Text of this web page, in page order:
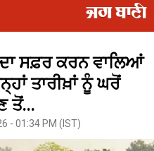
ਸਫ਼ਰ ਕਰਨ ਵਾਲਿਆਂ
ਤਾਰੀਖ਼ਾਂ ਨੂੰ ਘਰੋਂ
ਤੋਂ...
- 01:34 PM (IST)